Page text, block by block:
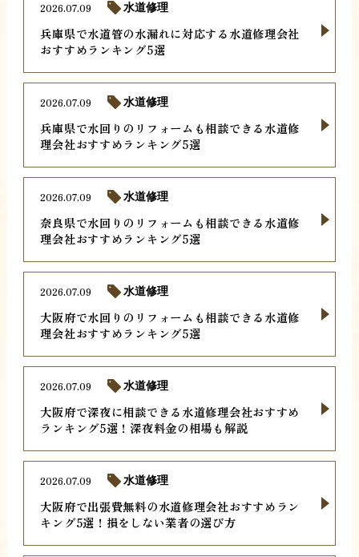
兵庫県で水道管の水漏れに対応する水道修理会社
おすすめランキング5選
2026.07.09 水道修理
兵庫県で水回りのリフォームも相談できる水道修
理会社おすすめランキング5選
2026.07.09 水道修理
奈良県で水回りのリフォームも相談できる水道修
理会社おすすめランキング5選
2026.07.09 水道修理
大阪府で水回りのリフォームも相談できる水道修
理会社おすすめランキング5選
2026.07.09 水道修理
大阪府で深夜に相談できる水道修理会社おすすめ
ランキング5選！深夜料金の相場も解説
2026.07.09 水道修理
大阪府で出張費無料の水道修理会社おすすめラン
キング5選！損をしない業者の選び方
2026.07.09 水道修理